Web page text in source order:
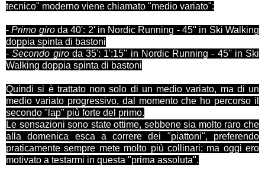
tecnico" moderno viene chiamato "medio variato":
-Primo giroda 40': 2' in Nordic Running - 45'' in Ski Walking
doppia spinta di bastoni
-Secondo giroda 35': 1':15'' in Nordic Running - 45'' in Ski
Walking doppia spinta di bastoni
Quindi si è trattato non solo di un medio variato, ma di un
medio variato progressivo, dal momento che ho percorso il
secondo "lap" più forte del primo.
Le sensazioni sono state ottime, sebbene sia molto raro che
alla domenica esca a correre dei "piattoni", preferendo
praticamente sempre mete molto più collinari; ma oggi ero
motivato a testarmi in questa "prima assoluta".